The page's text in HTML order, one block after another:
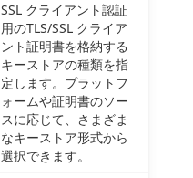
SSL クライアント認証
用のTLS/SSL クライア
ント証明書を格納する
キーストアの種類を指
定します。プラットフ
ォームや証明書のソー
スに応じて、さまざま
なキーストア形式から
選択できます。